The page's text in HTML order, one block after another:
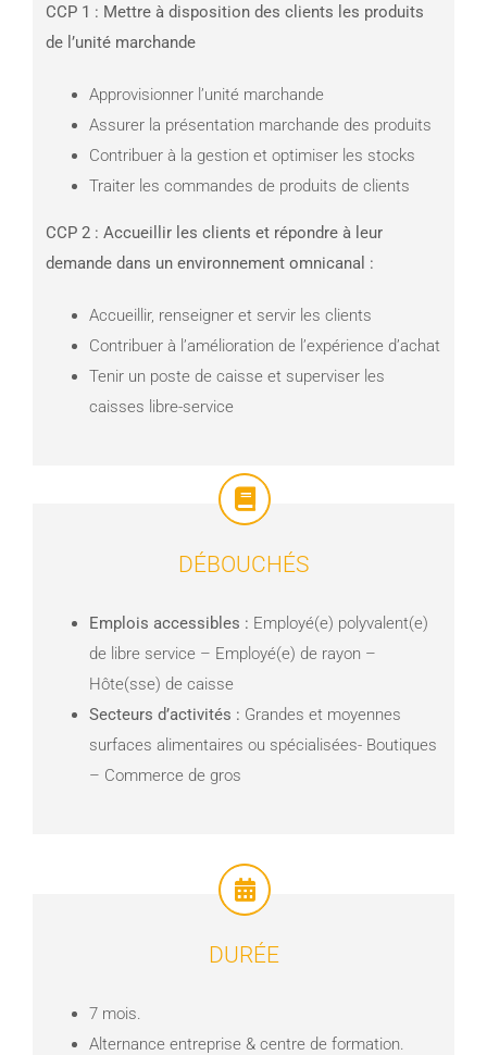
CCP 1 : Mettre à disposition des clients les produits
de l’unité marchande
Approvisionner l’unité marchande
Assurer la présentation marchande des produits
Contribuer à la gestion et optimiser les stocks
Traiter les commandes de produits de clients
CCP 2 : Accueillir les clients et répondre à leur
demande dans un environnement omnicanal :
Accueillir, renseigner et servir les clients
Contribuer à l’amélioration de l’expérience d’achat
Tenir un poste de caisse et superviser les
caisses libre-service
DÉBOUCHÉS
Emplois accessibles : Employé(e) polyvalent(e)
de libre service – Employé(e) de rayon –
Hôte(sse) de caisse
Secteurs d’activités : Grandes et moyennes
surfaces alimentaires ou spécialisées- Boutiques
– Commerce de gros
DURÉE
7 mois.
Alternance entreprise & centre de formation.